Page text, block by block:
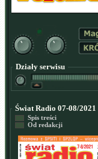
Działy serwisu
Świat Radio 07-08/2021
Spis treści
Od redakcji